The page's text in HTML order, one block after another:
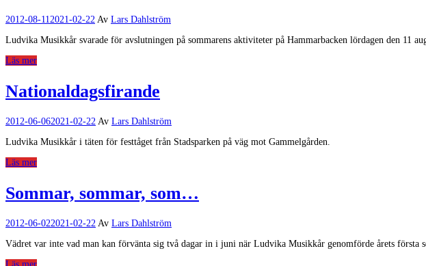
2012-08-112021-02-22 Av Lars Dahlström
Ludvika Musikkår svarade för avslutningen på sommarens aktiviteter på Hammarbacken lördagen den 11
Läs mer
Nationaldagsfirande
2012-06-062021-02-22 Av Lars Dahlström
Ludvika Musikkår i täten för festtåget från Stadsparken på väg mot Gammelgården.
Läs mer
Sommar, sommar, som…
2012-06-022021-02-22 Av Lars Dahlström
Vädret var inte vad man kan förvänta sig två dagar in i juni när Ludvika Musikkår genomförde årets första